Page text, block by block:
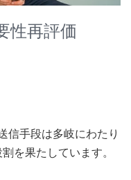
性再評価
信手段は多岐にわたり
を果たしています。